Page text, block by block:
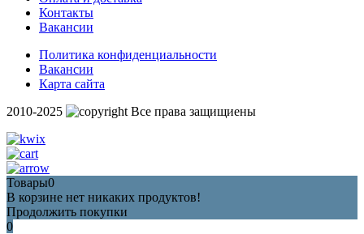
Контакты
Вакансии
Политика конфиденциальности
Вакансии
Карта сайта
2010-2025
Все права защищиены
Товары0
В корзине нет никаких продуктов!
Продолжить покупки
0